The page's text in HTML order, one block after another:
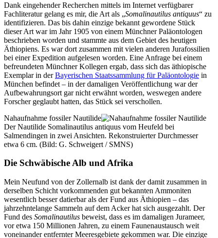
Dank eingehender Recherchen mittels im Internet verfügbarer
Fachliteratur gelang es mir, die Art als „Somalinautilus antiquus“ zu
identifizieren. Das bis dahin einzige bekannt gewordene Stück
dieser Art war im Jahr 1905 von einem Münchner Paläontologen
beschrieben worden und stammte aus dem Gebiet des heutigen
Äthiopiens. Es war dort zusammen mit vielen anderen Jurafossilien
bei einer Expedition aufgelesen worden. Eine Anfrage bei einem
befreundeten Münchner Kollegen ergab, dass sich das äthiopische
Exemplar in derBayerischen Staatssammlung für Paläontologie in
München befindet – in der damaligen Veröffentlichung war der
Aufbewahrungsort gar nicht erwähnt worden, weswegen andere
Forscher geglaubt hatten, das Stück sei verschollen.
Nahaufnahme fossiler Nautilide
Der Nautilide Somalinautilus antiquus vom Heufeld bei
Salmendingen in zwei Ansichten. Rekonstruierter Durchmesser
etwa 6 cm. (Bild: G. Schweigert / SMNS)
Die Schwäbische Alb und Afrika
Mein Neufund von der Zollernalb ist dank der damit zusammen in
derselben Schicht vorkommenden gut bekannten Ammoniten
wesentlich besser datierbar als der Fund aus Äthiopien – das
jahrzehntelange Sammeln auf dem Acker hat sich ausgezahlt. Der
Fund des Somalinautilus beweist, dass es im damaligen Jurameer,
vor etwa 150 Millionen Jahren, zu einem Faunenaustausch weit
voneinander entfernter Meeresgebiete gekommen war. Die einzige